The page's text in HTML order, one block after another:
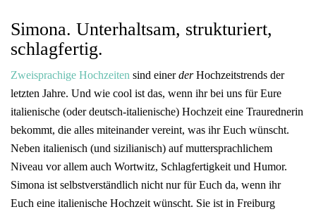
Simona. Unterhaltsam, strukturiert,
schlagfertig.
Zweisprachige Hochzeiten sind einerderHochzeitstrends der
letzten Jahre. Und wie cool ist das, wenn ihr bei uns für Eure
italienische (oder deutsch-italienische) Hochzeit eine Traurednerin
bekommt, die alles miteinander vereint, was ihr Euch wünscht.
Neben italienisch (und sizilianisch) auf muttersprachlichem
Niveau vor allem auch Wortwitz, Schlagfertigkeit und Humor.
Simona ist selbstverständlich nicht nur für Euch da, wenn ihr
Euch eine italienische Hochzeit wünscht. Sie ist in Freiburg